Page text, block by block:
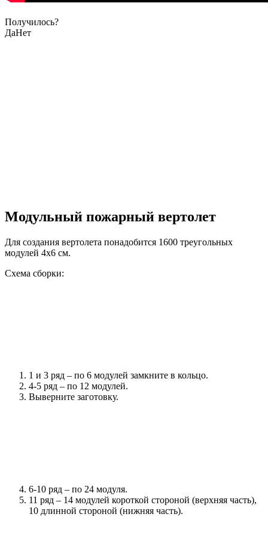
Получилось?
ДаНет
Модульный пожарный вертолет
Для создания вертолета понадобится 1600 треугольных
модулей 4х6 см.
Схема сборки:
1 и 3 ряд – по 6 модулей замкните в кольцо.
4-5 ряд – по 12 модулей.
Выверните заготовку.
6-10 ряд – по 24 модуля.
11 ряд – 14 модулей короткой стороной (верхняя часть),
10 длинной стороной (нижняя часть).